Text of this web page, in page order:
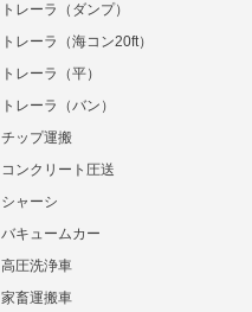
トレーラ（ダンプ）
トレーラ（海コン20ft）
トレーラ（平）
トレーラ（バン）
チップ運搬
コンクリート圧送
シャーシ
バキュームカー
高圧洗浄車
家畜運搬車